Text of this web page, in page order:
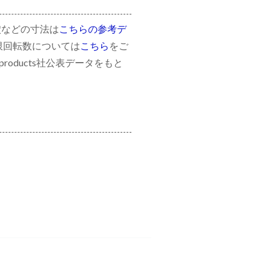
どの寸法はこちらの参考デ
転数についてはこちら をご
社公表データをもと